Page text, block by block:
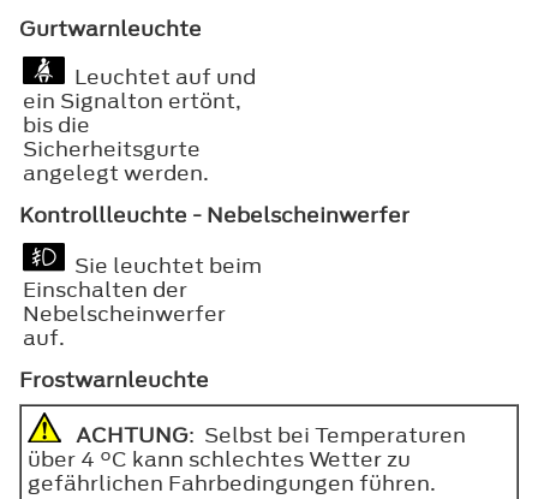
Gurtwarnleuchte
Leuchtet auf und
ein Signalton ertönt,
bis die
Sicherheitsgurte
angelegt werden.
Kontrollleuchte - Nebelscheinwerfer
Sie leuchtet beim
Einschalten der
Nebelscheinwerfer
auf.
Frostwarnleuchte
ACHTUNG: Selbst bei Temperaturen
über 4 °C kann schlechtes Wetter zu
gefährlichen Fahrbedingungen führen.